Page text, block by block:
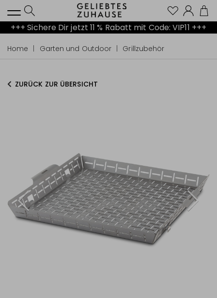
+++ Sichere Dir jetzt 11 % Rabatt mit Code: VIP11 +++
Home Garten und Outdoor Grillzubehör
ZURÜCK ZUR ÜBERSICHT